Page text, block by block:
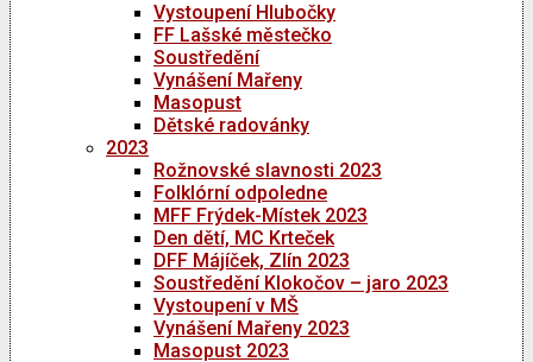
Vystoupení Hlubočky
FF Lašské městečko
Soustředění
Vynášení Mařeny
Masopust
Dětské radovánky
2023
Rožnovské slavnosti 2023
Folklórní odpoledne
MFF Frýdek-Místek 2023
Den dětí, MC Krteček
DFF Májíček, Zlín 2023
Soustředění Klokočov – jaro 2023
Vystoupení v MŠ
Vynášení Mařeny 2023
Masopust 2023